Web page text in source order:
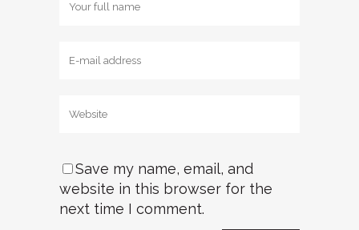
Save my name, email, and
website in this browser for the
next time I comment.